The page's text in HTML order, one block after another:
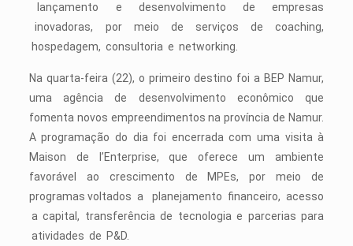
lançamento e desenvolvimento de empresas
inovadoras, por meio de serviços de coaching,
hospedagem, consultoria e networking.
Na quarta-feira (22), o primeiro destino foi a BEP Namur,
uma agência de desenvolvimento econômico que
fomenta novos empreendimentos na província de Namur.
A programação do dia foi encerrada com uma visita à
Maison de l’Enterprise, que oferece um ambiente
favorável ao crescimento de MPEs, por meio de
programas voltados a planejamento financeiro, acesso
a capital, transferência de tecnologia e parcerias para
atividades de P&D.